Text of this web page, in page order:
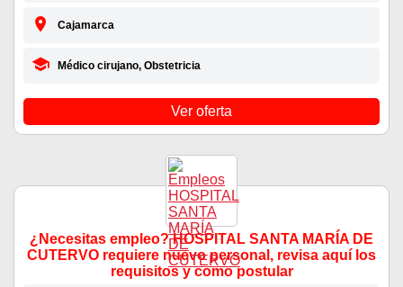
Cajamarca
Médico cirujano, Obstetricia
Ver oferta
¿Necesitas empleo? HOSPITAL SANTA MARÍA DE
CUTERVO requiere nuevo personal, revisa aquí los
requisitos y como postular